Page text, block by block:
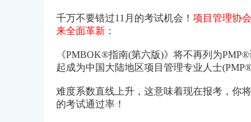
千万不要错过11月的考试机会！ 项目管理协
来全面革新 ：
《PMBOK®指南(第六版)》将不再列为
起成为中国大陆地区项目管理专业人士
难度系数直线上升，这意味着现在报考，你
的考试通过率！